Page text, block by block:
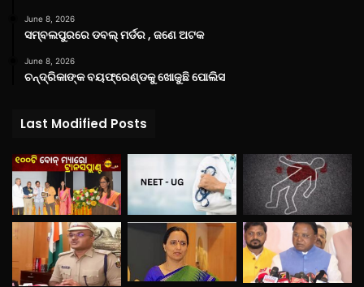
June 8, 2026
ସମ୍ବଲପୁରରେ ଡବଲ୍ ମର୍ଡର , ଜଣେ ଅଟକ
June 8, 2026
ଚନ୍ଦ୍ରିକାଙ୍କ ବୟଫ୍ରେଣ୍ଡକୁ ଖୋଜୁଛି ପୋଲିସ
Last Modified Posts